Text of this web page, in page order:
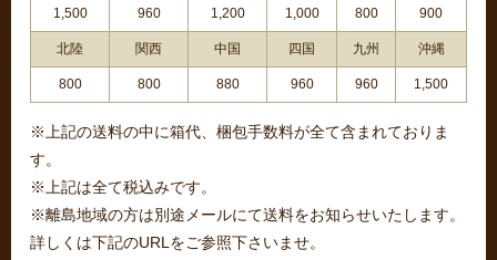
1,500 960 1,200 1,000 800 900
北陸 関西 中国 四国 九州 沖縄
800 800 880 960 960 1,500
※上記の送料の中に箱代、梱包手数料が全て含まれておりま
す。
※上記は全て税込みです。
※離島地域の方は別途メールにて送料をお知らせいたします。
詳しくは下記のURLをご参照下さいませ。